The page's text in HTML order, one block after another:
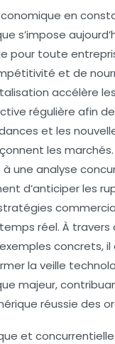
en
s’impose
pour toute
et de
accélère
régulière afin
et les
les
une analyse
d’anticiper les
réel. À
concrets, il
la veille
majeur,
réussie des
et concurrentielle